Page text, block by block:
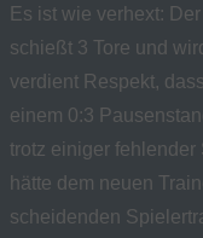
Es ist wie verhext:
schießt 3 Tore und
verdient Respekt,
einem 0:3
trotz einiger
hätte dem neuen
scheidenden